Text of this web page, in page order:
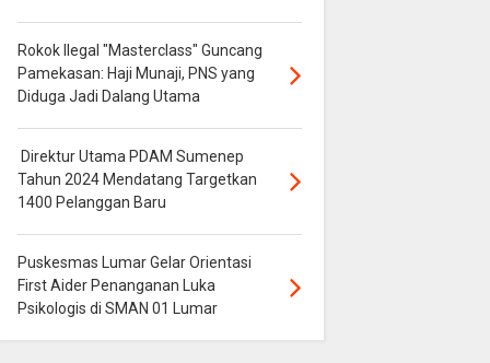
Rokok Ilegal "Masterclass" Guncang
Pamekasan: Haji Munaji, PNS yang
Diduga Jadi Dalang Utama
Direktur Utama PDAM Sumenep
Tahun 2024 Mendatang Targetkan
1400 Pelanggan Baru
Puskesmas Lumar Gelar Orientasi
First Aider Penanganan Luka
Psikologis di SMAN 01 Lumar